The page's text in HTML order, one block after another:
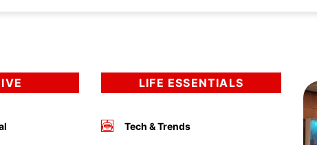
LIFE ESSENTIALS
Tech & Trends